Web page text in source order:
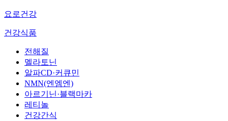
요로건강
건강식품
전해질
멜라토닌
알파CD·커큐민
NMN(엔엠엔)
아르기닌·블랙마카
레티놀
건강간식